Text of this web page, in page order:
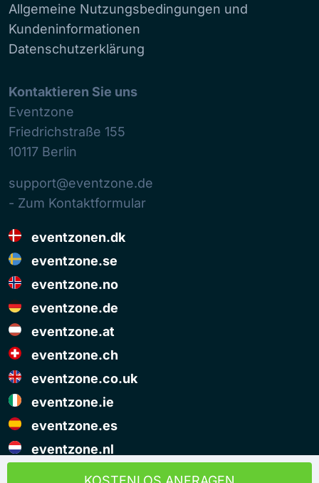
Allgemeine Nutzungsbedingungen und
Kundeninformationen
Datenschutzerklärung
Kontaktieren Sie uns
Eventzone
Friedrichstraße 155
10117 Berlin
support@eventzone.de
- Zum Kontaktformular
eventzonen.dk
eventzone.se
eventzone.no
eventzone.de
eventzone.at
eventzone.ch
eventzone.co.uk
eventzone.ie
eventzone.es
eventzone.nl
© Copyright Eventzone 2026